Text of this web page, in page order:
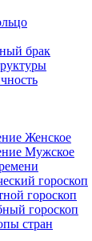
брак
Женское
Мужское
гороскоп
гороскоп
гороскоп
стран